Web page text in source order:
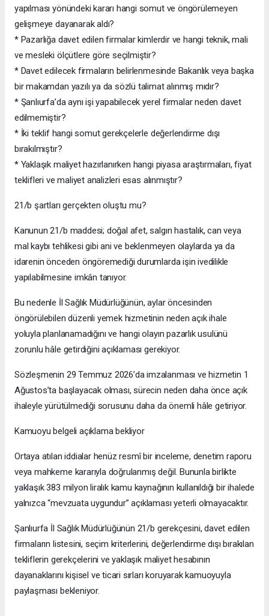
yapılması yönündeki kararı hangi somut ve öngörülemeyen
gelişmeye dayanarak aldı?
* Pazarlığa davet edilen firmalar kimlerdir ve hangi teknik, mali
ve mesleki ölçütlere göre seçilmiştir?
* Davet edilecek firmaların belirlenmesinde Bakanlık veya başka
bir makamdan yazılı ya da sözlü talimat alınmış mıdır?
* Şanlıurfa’da aynı işi yapabilecek yerel firmalar neden davet
edilmemiştir?
* İki teklif hangi somut gerekçelerle değerlendirme dışı
bırakılmıştır?
* Yaklaşık maliyet hazırlanırken hangi piyasa araştırmaları, fiyat
teklifleri ve maliyet analizleri esas alınmıştır?
21/b şartları gerçekten oluştu mu?
Kanunun 21/b maddesi; doğal afet, salgın hastalık, can veya
mal kaybı tehlikesi gibi ani ve beklenmeyen olaylarda ya da
idarenin önceden öngöremediği durumlarda işin ivedilikle
yapılabilmesine imkân tanıyor.
Bu nedenle İl Sağlık Müdürlüğünün, aylar öncesinden
öngörülebilen düzenli yemek hizmetinin neden açık ihale
yoluyla planlanamadığını ve hangi olayın pazarlık usulünü
zorunlu hâle getirdiğini açıklaması gerekiyor.
Sözleşmenin 29 Temmuz 2026’da imzalanması ve hizmetin 1
Ağustos’ta başlayacak olması, sürecin neden daha önce açık
ihaleyle yürütülmediği sorusunu daha da önemli hâle getiriyor.
Kamuoyu belgeli açıklama bekliyor
Ortaya atılan iddialar henüz resmî bir inceleme, denetim raporu
veya mahkeme kararıyla doğrulanmış değil. Bununla birlikte
yaklaşık 383 milyon liralık kamu kaynağının kullanıldığı bir ihalede
yalnızca “mevzuata uygundur” açıklaması yeterli olmayacaktır.
Şanlıurfa İl Sağlık Müdürlüğünün 21/b gerekçesini, davet edilen
firmaların listesini, seçim kriterlerini, değerlendirme dışı bırakılan
tekliflerin gerekçelerini ve yaklaşık maliyet hesabının
dayanaklarını kişisel ve ticari sırları koruyarak kamuoyuyla
paylaşması bekleniyor.